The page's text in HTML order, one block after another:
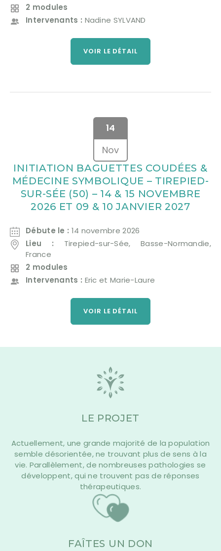
2 modules
Intervenants : Nadine SYLVAND
VOIR LE DÉTAIL
14
Nov
INITIATION BAGUETTES COUDÉES &
MÉDECINE SYMBOLIQUE – TIREPIED-
SUR-SÉE (50) – 14 & 15 NOVEMBRE
2026 ET 09 & 10 JANVIER 2027
Débute le : 14 novembre 2026
Lieu : Tirepied-sur-Sée, Basse-Normandie,
France
2 modules
Intervenants : Eric et Marie-Laure
VOIR LE DÉTAIL
LE PROJET
Actuellement, une grande majorité de la population
semble désorientée, ne trouvant plus de sens à la
vie. Parallèlement, de nombreuses pathologies se
développent, qui ne trouvent pas de réponses
thérapeutiques.
FAÎTES UN DON